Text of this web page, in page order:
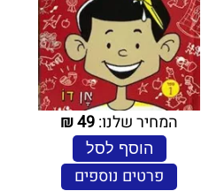
המחיר שלנו:49
₪
הוסף לסל
פרטים נוספים